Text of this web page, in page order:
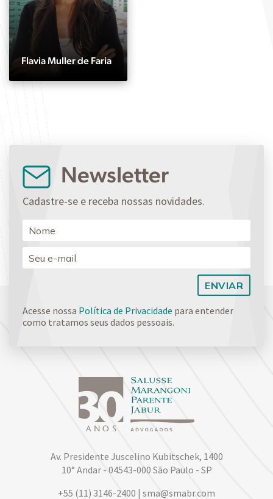
Flavia Muller de Faria
Newsletter
Cadastre-se e receba nossas novidades.
Acesse nossa Política de Privacidade para entender
como tratamos seus dados pessoais.
Av. Presidente Juscelino Kubitschek, 1400
10° Andar - 04543-000 São Paulo - SP
+55 (11) 3146-2400 | sma@smabr.com